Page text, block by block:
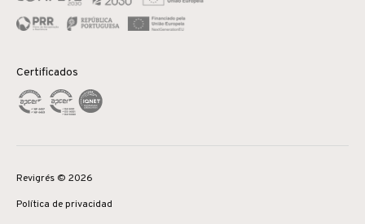
Certificados
Revigrés © 2026
Política de privacidad